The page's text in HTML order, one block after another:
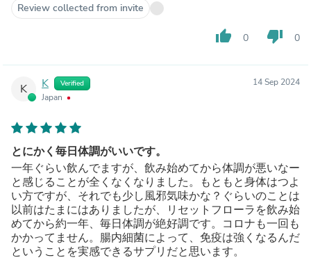
Review collected from invite
thumb_up 0 thumb_down 0
K K Verified
Japan
14 Sep 2024
とにかく毎日体調がいいです。
一年ぐらい飲んでますが、飲み始めてから体調が悪いなー
と感じることが全くなくなりました。もともと身体はつよ
い方ですが、それでも少し風邪気味かな？ぐらいのことは
以前はたまにはありましたが、リセットフローラを飲み始
めてから約一年、毎日体調が絶好調です。コロナも一回も
かかってません。腸内細菌によって、免疫は強くなるんだ
ということを実感できるサプリだと思います。